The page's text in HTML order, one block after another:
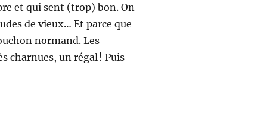
et qui sent (trop) bon. On
de vieux… Et parce que
normand. Les
charnues, un régal ! Puis